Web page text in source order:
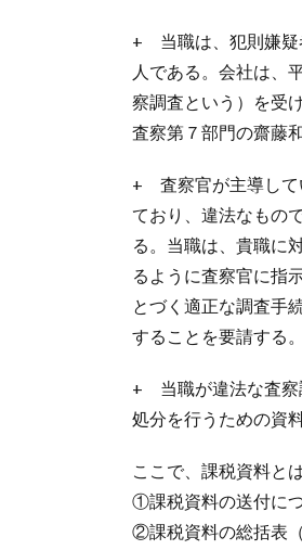
+ 当職は、犯則嫌疑
人である。会社は、
察調査という）を受
査察第７部門の齋藤
+ 査察官が主導して
ており、違法なもの
る。当職は、貴職に
るように査察官に指
とづく適正な調査手
することを要請する。
+ 当職が違法な査察
処分を行うための資
ここで、課税資料と
①課税資料の送付に
②課税資料の総括表（